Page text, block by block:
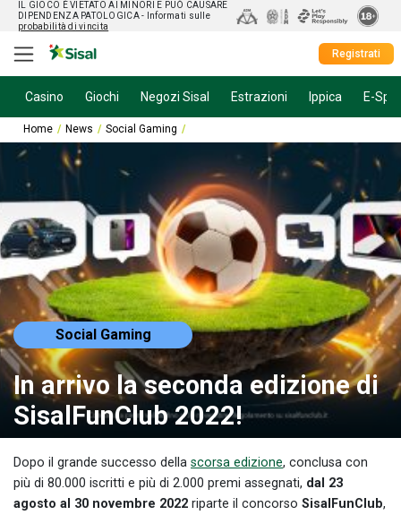
IL GIOCO È VIETATO AI MINORI E PUÒ CAUSARE
DIPENDENZA PATOLOGICA - Informati sulle
probabilità di vincita
Registrati
Casino Giochi Negozi Sisal Estrazioni Ippica E-
Home News Social Gaming
Social Gaming
In arrivo la seconda edizione di
SisalFunClub 2022!
Dopo il grande successo della scorsa edizione, conclusa con
più di 80.000 iscritti e più di 2.000 premi assegnati, dal 23
agosto al 30 novembre 2022 riparte il concorso SisalFunClub,